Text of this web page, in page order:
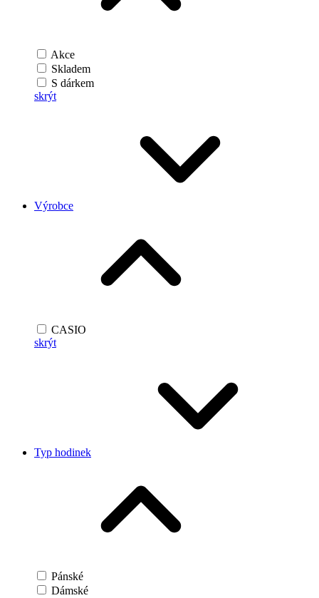
Akce
Skladem
S dárkem
skrýt
Výrobce
CASIO
skrýt
Typ hodinek
Pánské
Dámské